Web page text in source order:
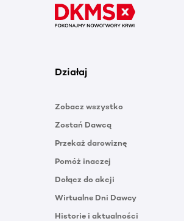
Działaj
Zobacz wszystko
Zostań Dawcą
Przekaż darowiznę
Pomóż inaczej
Dołącz do akcji
Wirtualne Dni Dawcy
Historie i aktualności